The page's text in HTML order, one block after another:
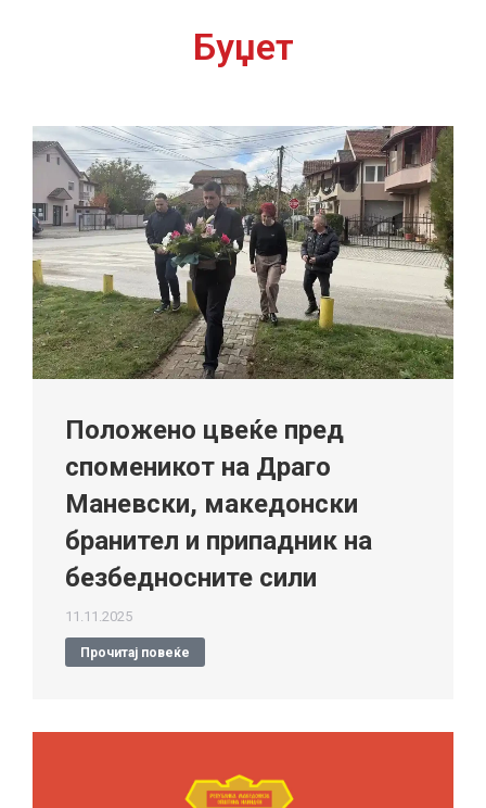
Буџет
Положено цвеќе пред
споменикот на Драго
Маневски, македонски
бранител и припадник на
безбедносните сили
11.11.2025
Прочитај повеќе